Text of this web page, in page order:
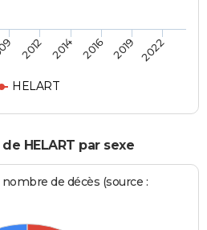
HELART
2012 2014 2016 2019 2022
HELART par sexe
de décès (source :